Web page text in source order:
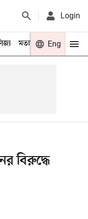
Login
মতামত খেলা
Eng
বিরুদ্ধে